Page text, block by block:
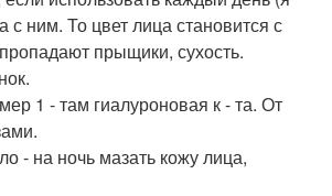
с ним. То цвет лица становится с
прыщики, сухость.
1 - там гиалуроновая к - та. От
- на ночь мазать кожу лица,